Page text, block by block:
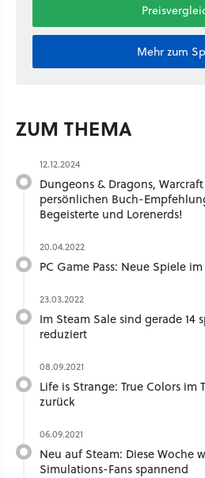
Mehr zum
ZUM THEMA
12.12.2024
Dungeons & Dragons,
persönlichen Buch-
Begeisterte und Lorenerds!
20.04.2022
PC Game Pass: Neue Spiele
23.03.2022
Im Steam Sale sind gerade 14
reduziert
08.09.2021
Life is Strange: True Colors im
zurück
06.09.2021
Neu auf Steam: Diese Woche
Simulations-Fans spannend